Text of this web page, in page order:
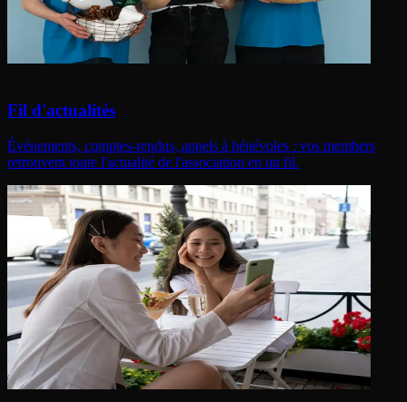
Fil d'actualités
Événements, comptes-rendus, appels à bénévoles : vos members
retrouvent toute l'actualité de l'association en un fil.